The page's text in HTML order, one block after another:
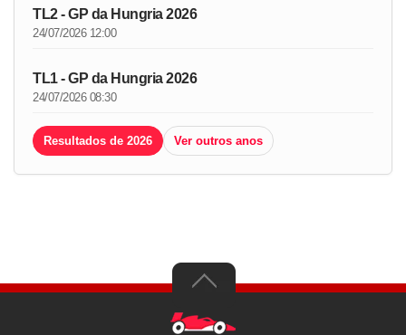
TL2 - GP da Hungria 2026
24/07/2026 12:00
TL1 - GP da Hungria 2026
24/07/2026 08:30
Resultados de 2026 Ver outros anos